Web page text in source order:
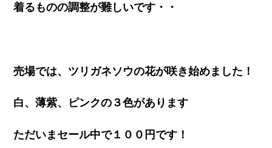
着るものの調整が難しいです・・
売場では、ツリガネソウの花が咲き始めました！
白、薄紫、ピンクの３色があります
ただいまセール中で１００円です！